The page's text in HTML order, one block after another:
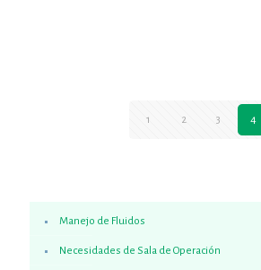
1 2 3 4
Manejo de Fluidos
Necesidades de Sala de Operación